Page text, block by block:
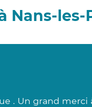
Nans-les-
. Un grand